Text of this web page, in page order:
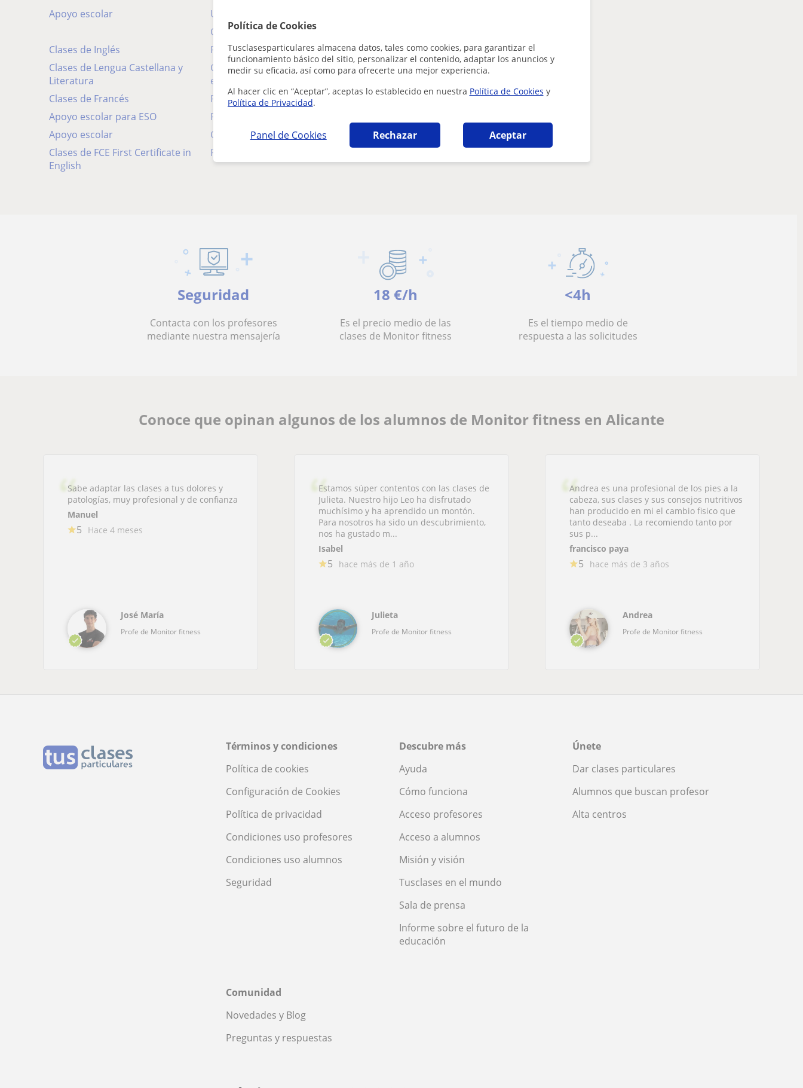
Política de Cookies
Tusclasesparticulares almacena datos, tales como cookies, para garantizar el
funcionamiento básico del sitio, personalizar el contenido, adaptar los anuncios y
medir su eficacia, así como para ofrecerte una mejor experiencia.
Al hacer clic en “Aceptar”, aceptas lo establecido en nuestra Política de Cookies y
Política de Privacidad.
Panel de Cookies Rechazar Aceptar
Apoyo escolar
Clases de conversación
Clases de Inglés
Profesores de Matemáticas
Clases de Lengua Castellana y
Literatura
Clases de Español para
extranjeros
Clases de Francés
Profesores de Biología
Apoyo escolar para ESO
Apoyo escolar
Clases de Historia
Clases de FCE First Certificate in
English
Seguridad
Contacta con los profesores
mediante nuestra mensajería
18 €/h
Es el precio medio de las
clases de Monitor fitness
<4h
Es el tiempo medio de
respuesta a las solicitudes
Conoce que opinan algunos de los alumnos de Monitor fitness en Alicante
Sabe adaptar las clases a tus dolores y
patologías, muy profesional y de confianza
Manuel
5 Hace 4 meses
José María
Profe de Monitor fitness
Estamos súper contentos con las clases de
Julieta. Nuestro hijo Leo ha disfrutado
muchísimo y ha aprendido un montón.
Para nosotros ha sido un descubrimiento,
nos ha gustado m...
Isabel
5 hace más de 1 año
Julieta
Profe de Monitor fitness
Andrea es una profesional de los pies a la
cabeza, sus clases y sus consejos nutritivos
han producido en mi el cambio fisico que
tanto deseaba . La recomiendo tanto por
sus p...
francisco paya
5 hace más de 3 años
Andrea
Profe de Monitor fitness
Términos y condiciones
Política de cookies
Configuración de Cookies
Política de privacidad
Condiciones uso profesores
Condiciones uso alumnos
Seguridad
Descubre más
Ayuda
Cómo funciona
Acceso profesores
Acceso a alumnos
Misión y visión
Tusclases en el mundo
Sala de prensa
Informe sobre el futuro de la
educación
Únete
Dar clases particulares
Alumnos que buscan profesor
Alta centros
Comunidad
Novedades y Blog
Preguntas y respuestas